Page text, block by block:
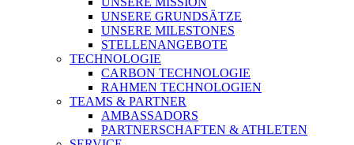
UNSERE GRUNDSÄTZE
UNSERE MILESTONES
STELLENANGEBOTE
TECHNOLOGIE
CARBON TECHNOLOGIE
RAHMEN TECHNOLOGIEN
TEAMS & PARTNER
AMBASSADORS
PARTNERSCHAFTEN & ATHLETEN